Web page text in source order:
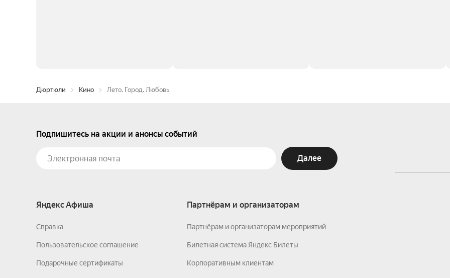
Дюртюли Кино Лето. Город. Любовь
Подпишитесь на акции и анонсы событий
Далее
Яндекс Афиша
Справка
Пользовательское соглашение
Подарочные сертификаты
Партнёрам и организаторам
Партнёрам и организаторам мероприятий
Билетная система Яндекс Билеты
Корпоративным клиентам